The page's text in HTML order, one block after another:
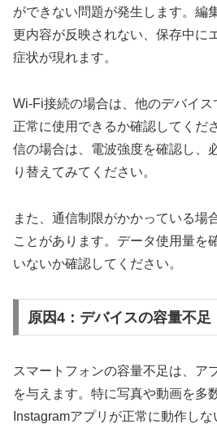
ができない問題が発生します。編
更内容が反映されない、保存中に
症状が現れます。
Wi-Fi接続の場合は、他のデバイ
正常に使用できるか確認してくだ
信の場合は、電波強度を確認し、
り替えてみてください。
また、通信制限がかかっている場
ことがあります。データ使用量を
いないか確認してください。
原因4：デバイスの容量不足
スマートフォンの容量不足は、ア
を与えます。特に写真や動画を多
Instagramアプリが正常に動作しな